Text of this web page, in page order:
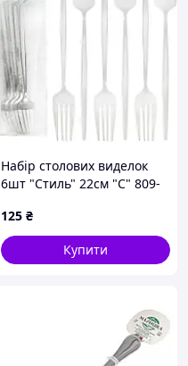
Набір столових виделок
6шт "Стиль" 22см "C" 809-
125 ₴
Купити